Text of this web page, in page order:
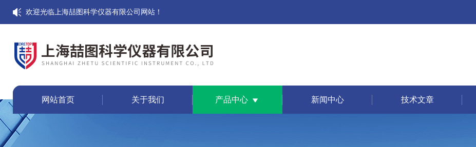
欢迎光临上海喆图科学仪器有限公司网站！
网站首页 关于我们 产品中心 新闻中心 技术文章